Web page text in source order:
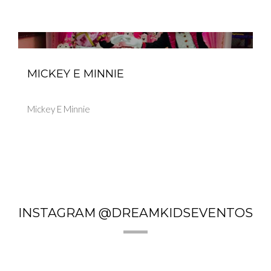
MICKEY E MINNIE
Mickey E Minnie
INSTAGRAM @DREAMKIDSEVENTOS